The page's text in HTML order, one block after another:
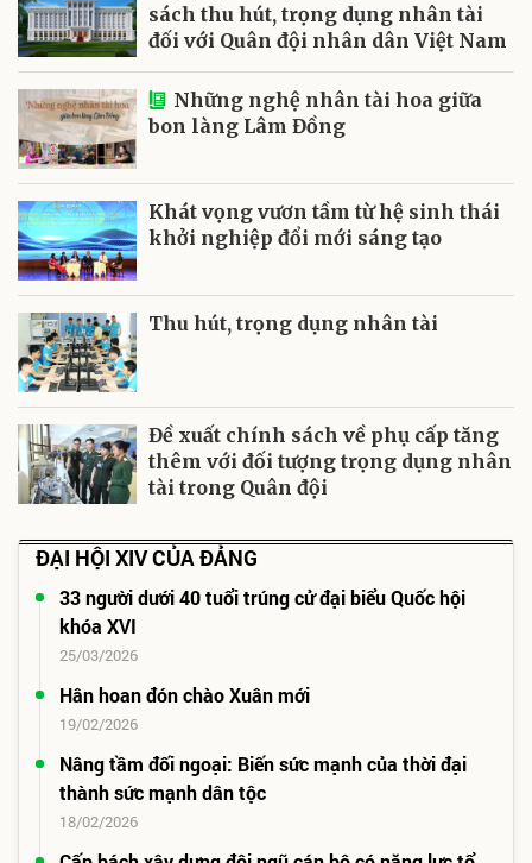
sách thu hút, trọng dụng nhân tài
đối với Quân đội nhân dân Việt Nam
Những nghệ nhân tài hoa giữa
bon làng Lâm Đồng
Khát vọng vươn tầm từ hệ sinh thái
khởi nghiệp đổi mới sáng tạo
Thu hút, trọng dụng nhân tài
Đề xuất chính sách về phụ cấp tăng
thêm với đối tượng trọng dụng nhân
tài trong Quân đội
ĐẠI HỘI XIV CỦA ĐẢNG
33 người dưới 40 tuổi trúng cử đại biểu Quốc hội
khóa XVI
25/03/2026
Hân hoan đón chào Xuân mới
19/02/2026
Nâng tầm đối ngoại: Biến sức mạnh của thời đại
thành sức mạnh dân tộc
18/02/2026